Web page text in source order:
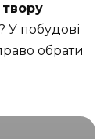
У побудові
обрати